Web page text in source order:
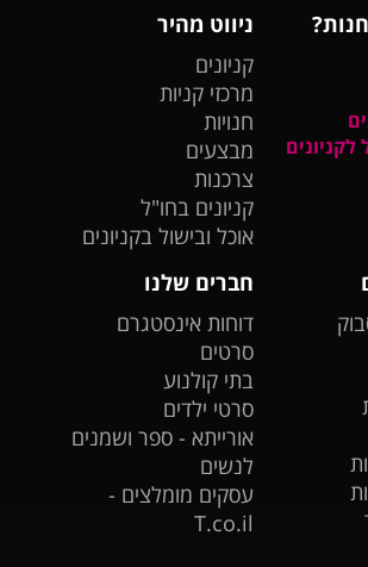
לקניונים
ניווט מהיר
קניונים
מרכזי קניות
חנויות
מבצעים
צרכנות
קניונים בחו"ל
אוכל ובישול בקניונים
חברים שלנו
דוחות אינסטגרם
סרטים
בתי קולנוע
סרטי ילדים
אורייתא - ספר ושמנים
לנשים
עסקים מומלצים -
T.co.il